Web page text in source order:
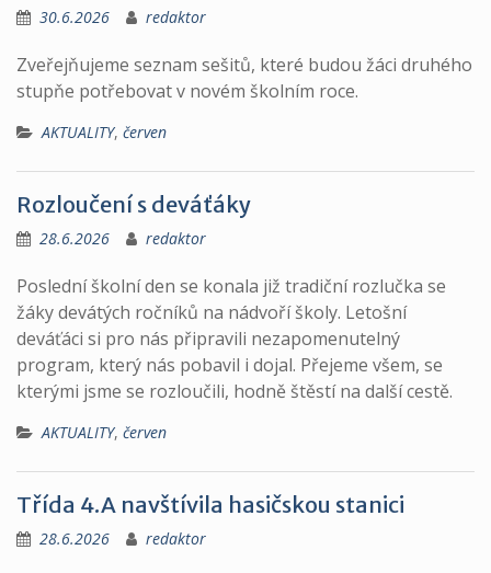
30.6.2026 redaktor
Zveřejňujeme seznam sešitů, které budou žáci druhého
stupňe potřebovat v novém školním roce.
AKTUALITY, červen
Rozloučení s deváťáky
28.6.2026 redaktor
Poslední školní den se konala již tradiční rozlučka se
žáky devátých ročníků na nádvoří školy. Letošní
deváťáci si pro nás připravili nezapomenutelný
program, který nás pobavil i dojal. Přejeme všem, se
kterými jsme se rozloučili, hodně štěstí na další cestě.
AKTUALITY, červen
Třída 4.A navštívila hasičskou stanici
28.6.2026 redaktor